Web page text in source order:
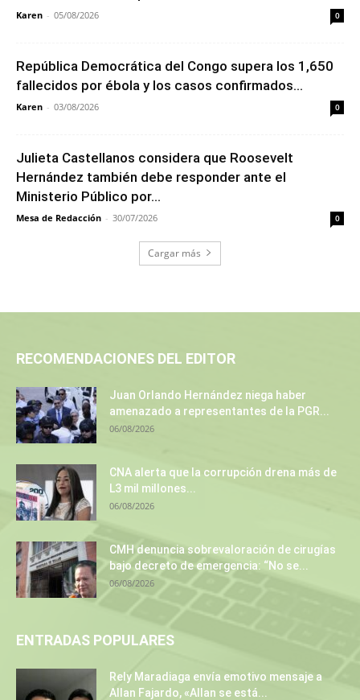
Karen - 05/08/2026 0
República Democrática del Congo supera los 1,650
fallecidos por ébola y los casos confirmados...
Karen - 03/08/2026 0
Julieta Castellanos considera que Roosevelt
Hernández también debe responder ante el
Ministerio Público por...
Mesa de Redacción - 30/07/2026 0
Cargar más
RECOMENDACIONES DEL EDITOR
Juan Orlando Hernández niega haber
amenazado a representantes de la PGR...
06/08/2026
CNA alerta que la corrupción drena más de
L3 mil millones...
06/08/2026
CMH denuncia sobrevaloración de cirugías
bajo decreto de emergencia: “No se...
06/08/2026
ENTRADAS POPULARES
Rely Maradiaga envía emotivo mensaje a
Allan Fajardo, «Allan se está...